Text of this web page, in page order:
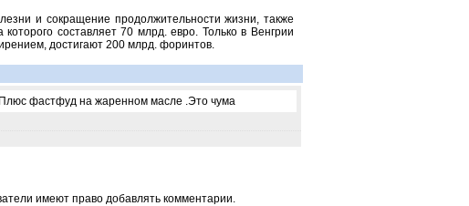
и сокращение продолжительности жизни, также
составляет 70 млрд. евро. Только в Венгрии
достигают 200 млрд. форинтов.
фастфуд на жаренном масле .Это чума
имеют право добавлять комментарии.